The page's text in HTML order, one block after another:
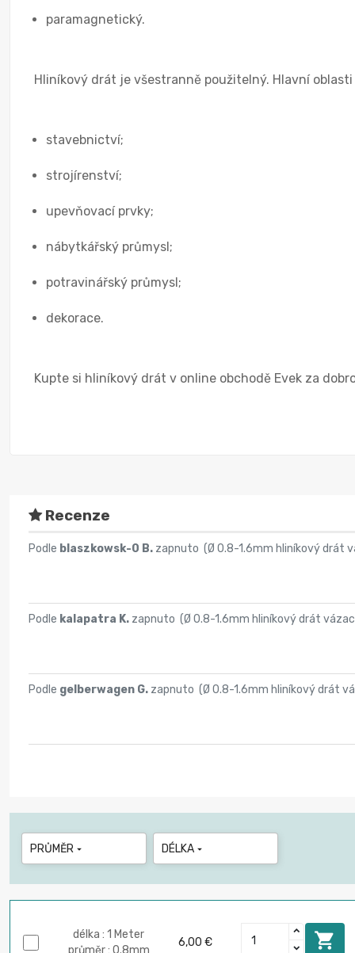
paramagnetický.
Hliníkový drát je všestranně použitelný. Hlavní
stavebnictví;
strojírenství;
upevňovací prvky;
nábytkářský průmysl;
potravinářský průmysl;
dekorace.
Kupte si hliníkový drát v online obchodě Evek za
Recenze
Podle blaszkowsk-0 B. zapnuto (Ø 0.8-1.6mm hliníkový drát
Podle kalapatra K. zapnuto (Ø 0.8-1.6mm hliníkový drát
Podle gelberwagen G. zapnuto (Ø 0.8-1.6mm hliníkový drát
PRŮMĚR  DÉLKA 
délka : 1 Meter
průměr : 0.8mm
6,00 € 